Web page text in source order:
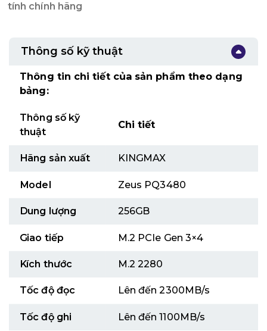
tính chính hãng
Thông số kỹ thuật
Thông tin chi tiết của sản phẩm theo dạng
bảng:
Thông số kỹ
thuật
Chi tiết
Hãng sản xuất KINGMAX
Model Zeus PQ3480
Dung lượng 256GB
Giao tiếp M.2 PCIe Gen 3×4
Kích thước M.2 2280
Tốc độ đọc Lên đến 2300MB/s
Tốc độ ghi Lên đến 1100MB/s